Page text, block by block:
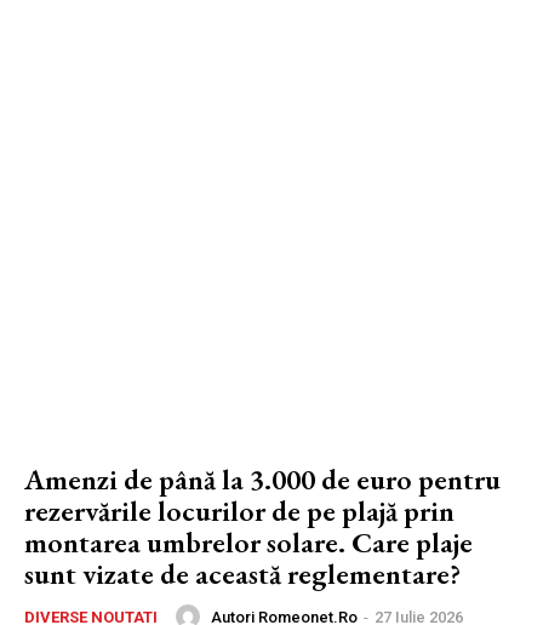
Amenzi de până la 3.000 de euro pentru
rezervările locurilor de pe plajă prin
montarea umbrelor solare. Care plaje
sunt vizate de această reglementare?
DIVERSE NOUTATI Autori Romeonet.ro - 27 Iulie 2026